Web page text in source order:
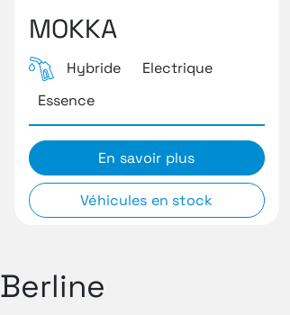
MOKKA
Hybride
Electrique
Essence
En savoir plus
Véhicules en stock
Berline